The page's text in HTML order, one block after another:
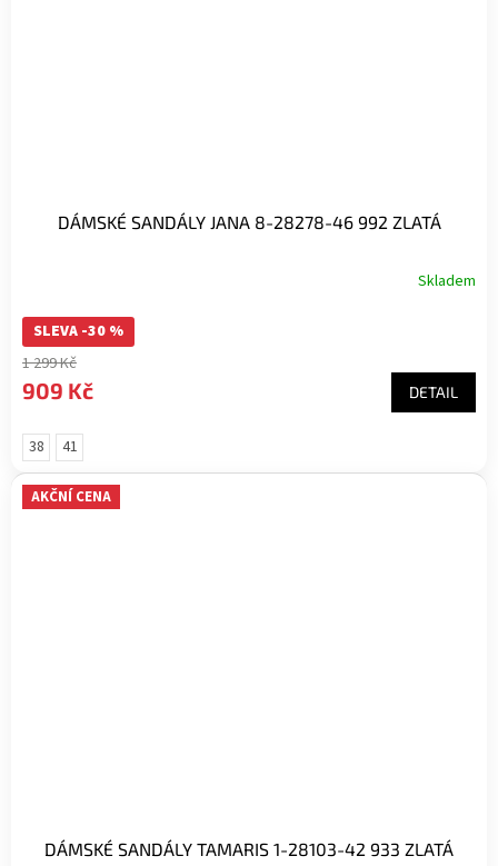
DÁMSKÉ SANDÁLY JANA 8-28278-46 992 ZLATÁ
Skladem
SLEVA -30 %
1 299 Kč
909 Kč DETAIL
38 41
AKČNÍ CENA
DÁMSKÉ SANDÁLY TAMARIS 1-28103-42 933 ZLATÁ